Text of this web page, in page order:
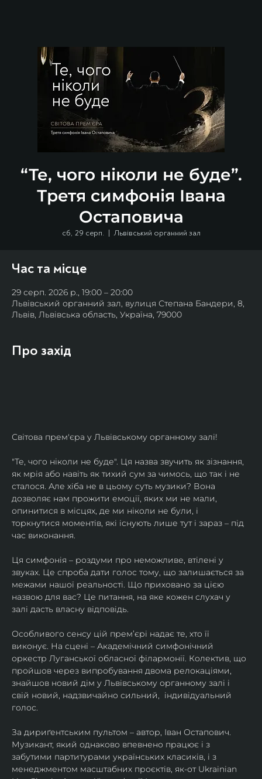
“Те, чого ніколи не буде”.
Третя симфонія Івана
Остаповича
сб, 29 серп.
  |
Львівський органний зал
Час та місце
29 серп. 2026 р., 19:00 – 20:00
Львівський органний зал, вулиця Степана Бандери, 8,
Львів, Львівська область, Україна, 79000
Про захід
Світова прем'єра у Львівському органному залі!
"Те, чого ніколи не буде". Ця назва звучить як зізнання,
як мрія або навіть як тихий сум за чимось, що так і не
сталося. Але хіба не в цьому суть музики? Вона
дозволяє нам прожити емоції, яких ми не мали,
опинитися в місцях, де ми ніколи не були, і
торкнутися моментів, які існують лише тут і зараз – під
час виконання.
Ця симфонія – роздуми про неможливе, втілені у
звуках. Це спроба дати голос тому, що залишається за
межами нашої реальності. Що приховано за цією
назвою для вас? Це питання, на яке кожен слухач у
залі дасть власну відповідь.
Особливого сенсу цій прем’єрі надає те, хто її
виконує. На сцені – Академічний симфонічний
оркестр Луганської обласної філармонії. Колектив, що
пройшов через випробування двома релокаціями,
знайшов новий дім у Львівському органному залі і
свій новий, надзвичайно сильний,  індивідуальний
голос.
​За дириґентським пультом – автор, Іван Остапович.
Музикант, який однаково впевнено працює і з
забутими партитурами українських класиків, і з
менеджментом масштабних проєктів, як-от Ukrainian